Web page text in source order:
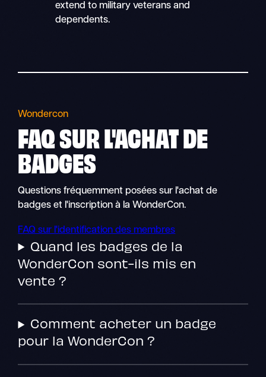
extend to military veterans and
dependents.
Wondercon
FAQ SUR L'ACHAT DE
BADGES
Questions fréquemment posées sur l'achat de
badges et l'inscription à la WonderCon.
FAQ sur l'identification des membres
Quand les badges de la
WonderCon sont-ils mis en
vente ?
Comment acheter un badge
pour la WonderCon ?